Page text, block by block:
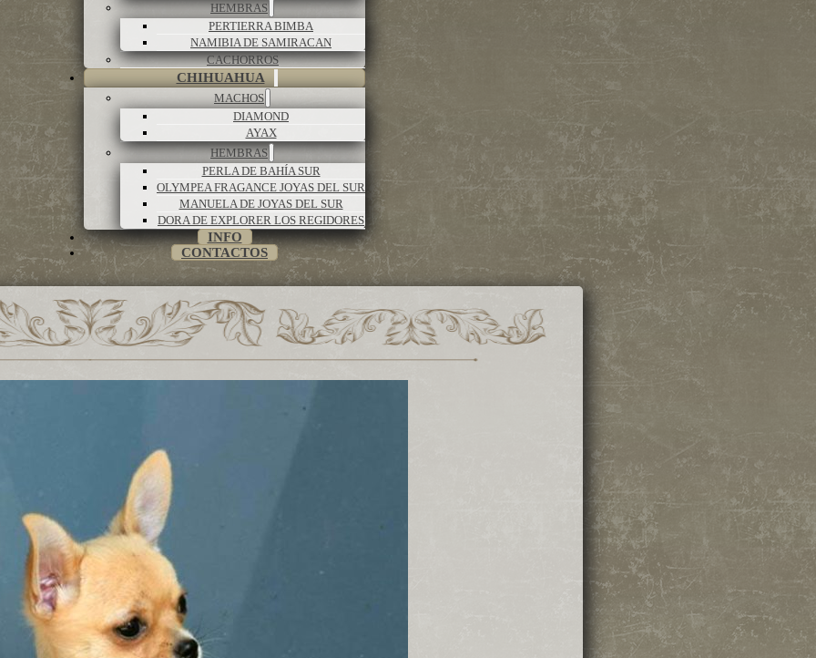
HEMBRAS
PERTIERRA BIMBA
NAMIBIA DE SAMIRACAN
CACHORROS
CHIHUAHUA
MACHOS
DIAMOND
AYAX
HEMBRAS
PERLA DE BAHÍA SUR
OLYMPEA FRAGANCE JOYAS DEL SUR
MANUELA DE JOYAS DEL SUR
DORA DE EXPLORER LOS REGIDORES
INFO
CONTACTOS